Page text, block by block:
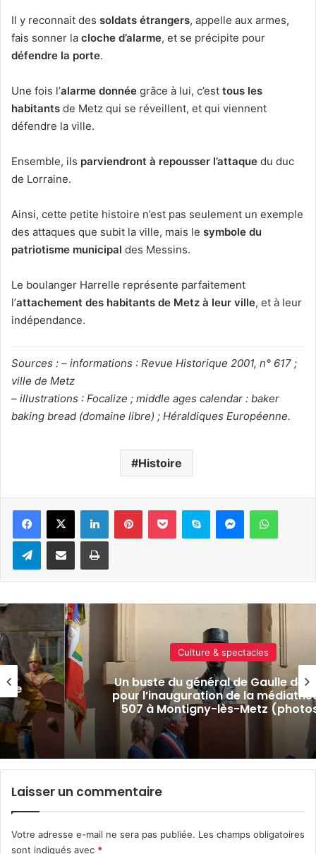
Il y reconnait des soldats étrangers, appelle aux armes,
fais sonner la cloche d’alarme, et se précipite pour
défendre la porte.
Une fois l’alarme donnée grâce à lui, c’est tous les
habitants de Metz qui se réveillent, et qui viennent
défendre la ville.
Ensemble, ils parviendront à repousser l’attaque du duc
de Lorraine.
Ainsi, cette petite histoire n’est pas seulement un exemple
des attaques que subit la ville, mais le symbole du
patriotisme municipal des Messins.
Le boulanger Harrelle représente parfaitement
l’attachement des habitants de Metz à leur ville, et à leur
indépendance.
Sources : – informations : Revue Historique 2001, n° 617 ;
ville de Metz
– illustrations : Focalize ; middle ages calendar : baker
baking bread (domaine libre) ; Héraldiques Européenne.
Histoire
LinkedinPinterestPocket Skype Messenger
TelegramPartager par e-mail Imprimer
Actualité locale & société
Village, cérémonie, cinéma plein
Marine nationale fête ses 400
Metz
Laisser un commentaire
Votre adresse e-mail ne sera pas publiée. Les champs obligatoires
sont indiqués avec *